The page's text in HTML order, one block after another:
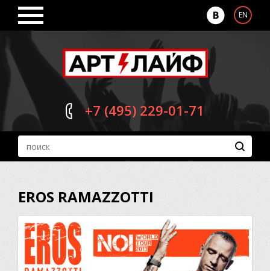
EN
+7 (495) 229-01-71
EROS RAMAZZOTTI